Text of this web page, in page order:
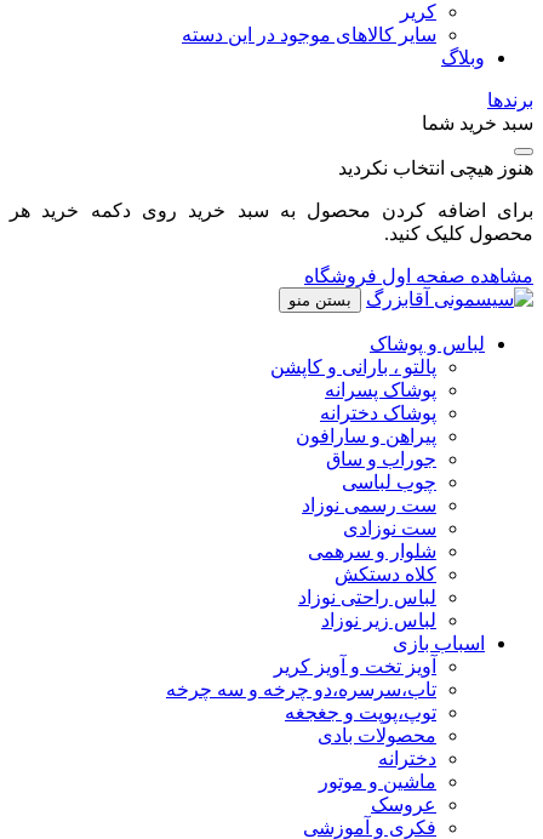
کریر
سایر کالاهای موجود در این دسته
وبلاگ
برندها
سبد خرید شما
هنوز هیچی انتخاب نکردید
برای اضافه کردن محصول به سبد خرید روی دکمه خرید هر
محصول کلیک کنید.
مشاهده صفحه اول فروشگاه
بستن منو
لباس و پوشاک
پالتو ، بارانی و کاپشن
پوشاک پسرانه
پوشاک دخترانه
پیراهن و سارافون
جوراب و ساق
چوب لباسی
ست رسمی نوزاد
ست نوزادی
شلوار و سرهمی
کلاه دستکش
لباس راحتی نوزاد
لباس زیر نوزاد
اسباب بازی
آویز تخت و آویز کریر
تاب،سرسره،دو چرخه و سه چرخه
توپ،پوپت و جغجغه
محصولات بادی
دخترانه
ماشین و موتور
عروسک
فکری و آموزشی